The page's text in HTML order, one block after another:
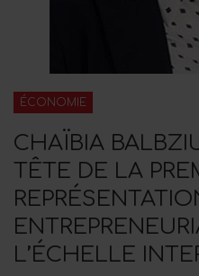
ÉCONOMIE
CHAÏBIA
TÊTE DE LA
L’ÉCHELLE